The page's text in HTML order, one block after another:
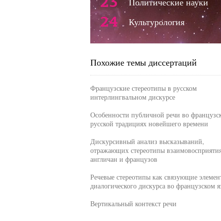
24 Культурология
Похожие темы диссертаций
Французские стереотипы в русском
интерлингвальном дискурсе
Особенности публичной речи во
русской традициях новейшего времени
Дискурсивный анализ высказываний,
отражающих стереотипы
англичан и французов
Речевые стереотипы как связующие
диалогического дискурса во французском
Вертикальный контекст речи